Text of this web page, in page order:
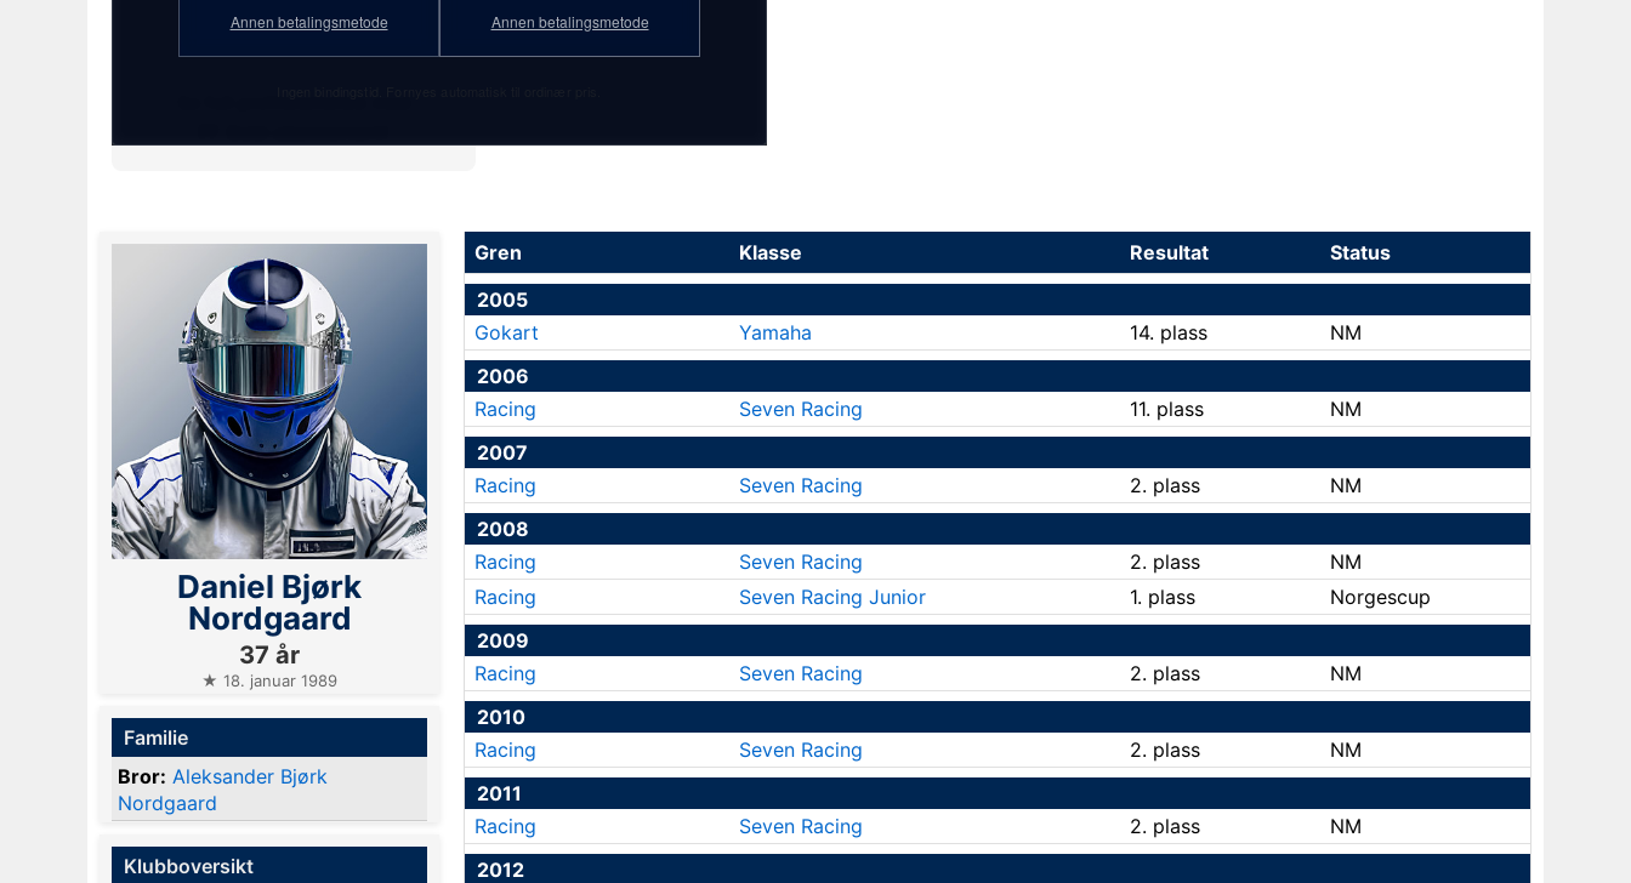
37 år
★ 18. januar 1989
Annen betalingsmetode Annen betalingsmetode
Daniel Bjørk
Nordgaard
37 år
★ 18. januar 1989
Familie
Bror: Aleksander Bjørk
Nordgaard
Klubboversikt
Gren Klasse Resultat
Status
2005
Gokart
Yamaha 14. plass
NM
2006
Racing
Seven Racing 11. plass
NM
2007
Racing
Seven Racing 2. plass
NM
2008
Racing
Seven Racing 2. plass
NM
Racing
Seven Racing Junior 1. plass
Norgescup
2009
Racing
Seven Racing 2. plass
NM
2010
Racing
Seven Racing 2. plass
NM
2011
Racing
Seven Racing 2. plass
NM
2012